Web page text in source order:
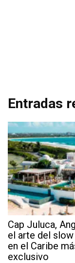
Entradas
Cap Juluca,
el arte del
en el Caribe
exclusivo